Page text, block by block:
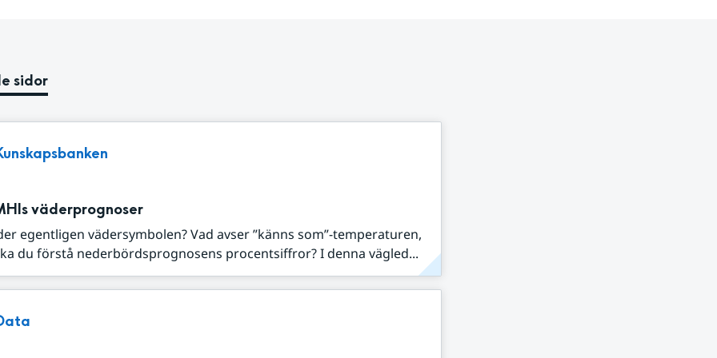
sidor
väderprognoser
egentligen vädersymbolen? Vad avser ”känns som”-temperaturen,
du förstå nederbördsprognosens procentsiffror? I denna vägled...